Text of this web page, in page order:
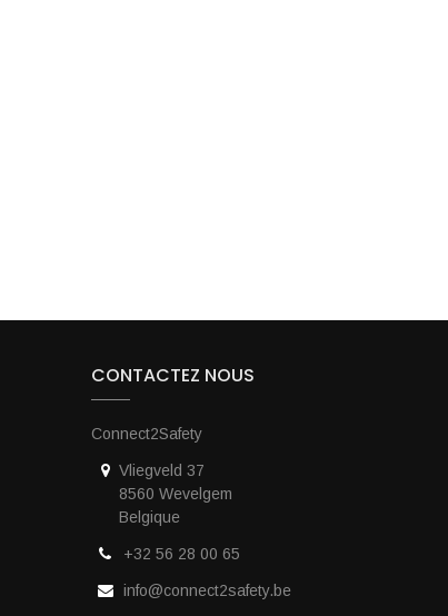
CONTACTEZ NOUS
Connect2Safety
Vliegveld 37
8560 Wevelgem
Belgique
+32 56 28 00 65
info@connect2safety.be